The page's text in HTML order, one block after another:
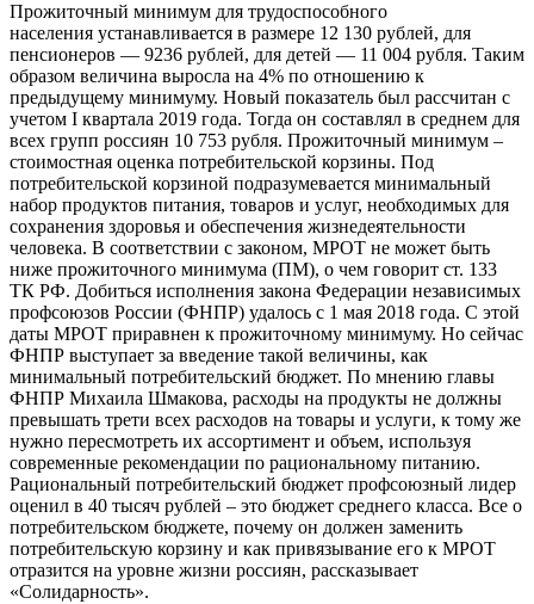
Прожиточный минимум для трудоспособного
населения устанавливается в размере 12 130 рублей, для
пенсионеров — 9236 рублей, для детей — 11 004 рубля. Таким
образом величина выросла на 4% по отношению к
предыдущему минимуму. Новый показатель был рассчитан с
учетом I квартала 2019 года. Тогда он составлял в среднем для
всех групп россиян 10 753 рубля. Прожиточный минимум –
стоимостная оценка потребительской корзины. Под
потребительской корзиной подразумевается минимальный
набор продуктов питания, товаров и услуг, необходимых для
сохранения здоровья и обеспечения жизнедеятельности
человека. В соответствии с законом, МРОТ не может быть
ниже прожиточного минимума (ПМ), о чем говорит ст. 133
ТК РФ. Добиться исполнения закона Федерации независимых
профсоюзов России (ФНПР) удалось с 1 мая 2018 года. С этой
даты МРОТ приравнен к прожиточному минимуму. Но сейчас
ФНПР выступает за введение такой величины, как
минимальный потребительский бюджет. По мнению главы
ФНПР Михаила Шмакова, расходы на продукты не должны
превышать трети всех расходов на товары и услуги, к тому же
нужно пересмотреть их ассортимент и объем, используя
современные рекомендации по рациональному питанию.
Рациональный потребительский бюджет профсоюзный лидер
оценил в 40 тысяч рублей – это бюджет среднего класса. Все о
потребительском бюджете, почему он должен заменить
потребительскую корзину и как привязывание его к МРОТ
отразится на уровне жизни россиян, рассказывает
«Солидарность».